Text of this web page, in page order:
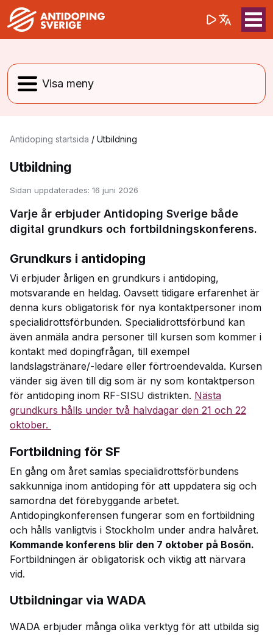
Sök på(opens in a
Antidoping startsida / Utbildning
Utbildning
Sidan uppdaterades: 16 juni 2026
Varje år erbjuder Antidoping Sverige både
digital grundkurs och fortbildningskonferens.
Grundkurs i antidoping
Vi erbjuder årligen en grundkurs i antidoping,
motsvarande en heldag. Oavsett tidigare erfarenhet är
denna kurs obligatorisk för nya kontaktpersoner inom
specialidrottsförbunden. Specialidrottsförbund kan
även anmäla andra personer till kursen som kommer i
kontakt med dopingfrågan, till exempel
landslagstränare/-ledare eller förtroendevalda. Kursen
vänder sig även till dig som är ny som kontaktperson
för antidoping inom RF-SISU distrikten. Nästa
grundkurs hålls under två halvdagar den 21 och 22
oktober.
Fortbildning för SF
En gång om året samlas specialidrottsförbundens
sakkunniga inom antidoping för att uppdatera sig och
samordna det förebyggande arbetet.
Antidopingkonferensen fungerar som en fortbildning
och hålls vanligtvis i Stockholm under andra halvåret.
Kommande konferens blir den 7 oktober på Bosön.
Fortbildningen är obligatorisk och viktig att närvara
vid.
Utbildningar via WADA
WADA erbjuder många olika verktyg för att utbilda sig